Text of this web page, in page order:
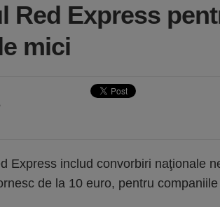
Red Express
mici
Express includ convorbiri naţionale
de la 10 euro, pentru